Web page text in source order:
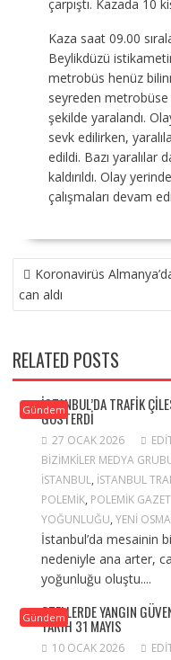
çarpıştı. Kazada 10
Kaza saat 09.00
Beylikdüzü
metrobüs henüz
seyreden metrobüse
şekilde yaralandı.
sevk edilirken,
edildi. Bazı yaralılar
kaldırıldı. Olay
çalışmaları devam
YAZI
GEZINMESI
Koronavirüs
can aldı
RELATED POSTS
Gündem
İSTANBUL’DA TRAFIK
GÖSTERDI
27 OCAK 2026
BIZIMKILER MEDYA
ISTANBUL, ISTANBUL
POLEMIK, POLEMIK
YOĞUNLUĞU, YENI
İstanbul’da mesainin
nedeniyle ana arter,
yoğunluğu oluştu....
Gündem
OTELLERDE YANGIN
TARIH 31 MAYIS
10 OCAK 2026